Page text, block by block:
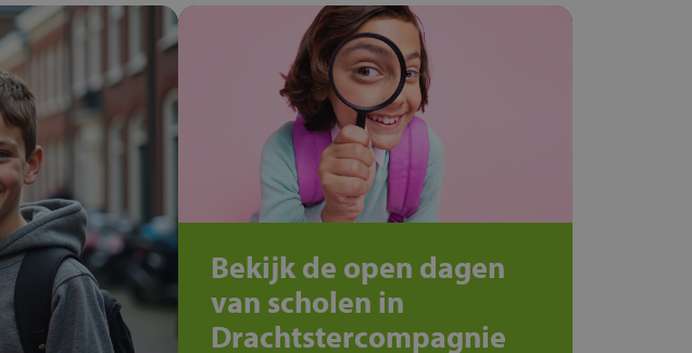
Bekijk de open dagen
van scholen in
Drachtstercompagnie